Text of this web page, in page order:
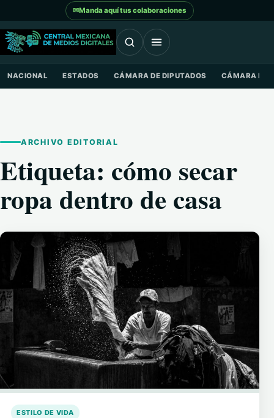
Saltar al contenido
✉Manda aquí tus colaboraciones
NACIONAL ESTADOS CÁMARA DE DIPUTADOS CÁMARA DE
ARCHIVO EDITORIAL
Etiqueta: cómo secar
ropa dentro de casa
ESTILO DE VIDA